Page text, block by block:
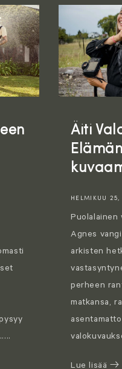
Äiti
Elämän
HELMIKUU
Puolalainen
Agnes
arkisten
perheen
matkansa,
Lue lisää